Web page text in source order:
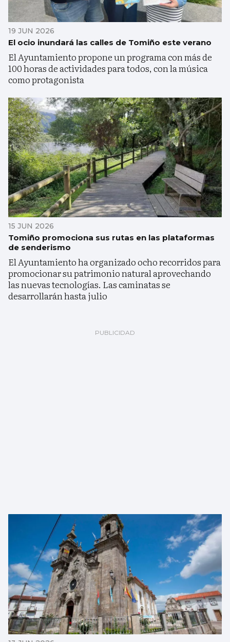
19 JUN 2026
El ocio inundará las calles de Tomiño este verano
El Ayuntamiento propone un programa con más de
100 horas de actividades para todos, con la música
como protagonista
15 JUN 2026
Tomiño promociona sus rutas en las plataformas
de senderismo
El Ayuntamiento ha organizado ocho recorridos para
promocionar su patrimonio natural aprovechando
las nuevas tecnologías. Las caminatas se
desarrollarán hasta julio